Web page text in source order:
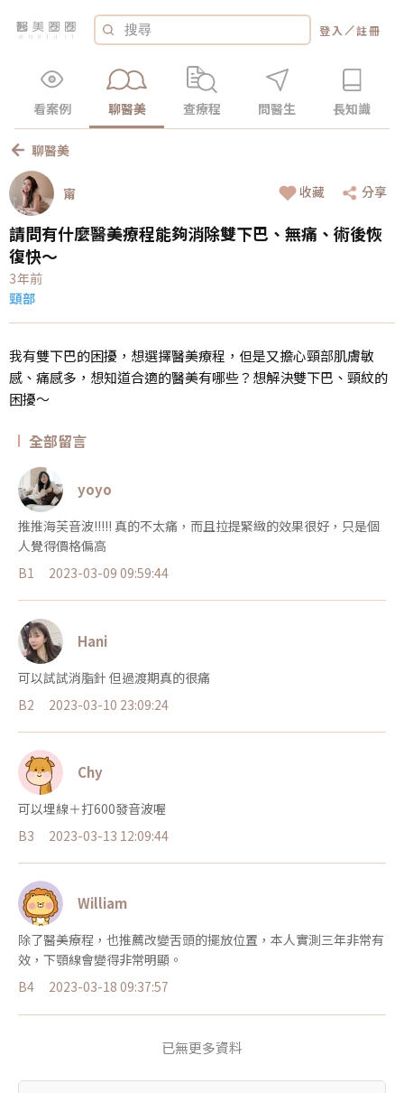
登入 ／註冊
看案例 聊醫美 查療程 問醫生 長知識
聊醫美
甯 收藏 分享
請問有什麼醫美療程能夠消除雙下巴、無痛、術後恢
復快～
3年前
頸部
我有雙下巴的困擾，想選擇醫美療程，但是又擔心頸部肌膚敏
感、痛感多，想知道合適的醫美有哪些？想解決雙下巴、頸紋的
困擾～
全部留言
yoyo
推推海芙音波!!!!! 真的不太痛，而且拉提緊緻的效果很好，只是個
人覺得價格偏高
B1
2023-03-09 09:59:44
Hani
可以試試消脂針 但過渡期真的很痛
B2
2023-03-10 23:09:24
Chy
可以埋線＋打600發音波喔
B3
2023-03-13 12:09:44
William
除了醫美療程，也推薦改變舌頭的擺放位置，本人實測三年非常有
效，下顎線會變得非常明顯。
B4
2023-03-18 09:37:57
已無更多資料